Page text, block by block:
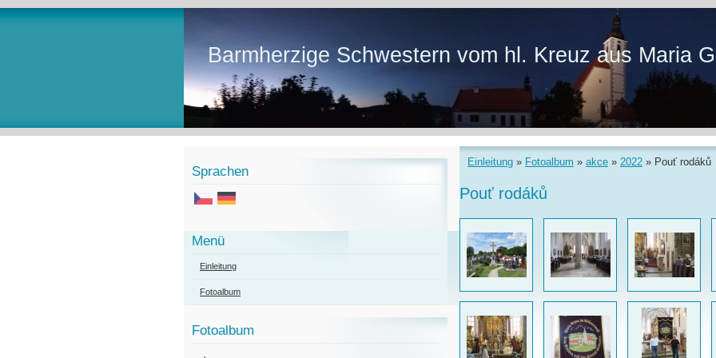
Barmherzige Schwestern vom hl. Kreuz aus Maria
Einleitung » Fotoalbum » akce » 2022 » Pouť rodáků
Pouť rodáků
Sprachen
Menü
Einleitung
Fotoalbum
Fotoalbum